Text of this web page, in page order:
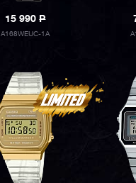
15 990P
A168WEUC-1A